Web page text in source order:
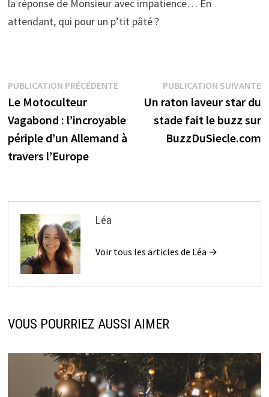
la réponse de Monsieur avec impatience… En
attendant, qui pour un p’tit pâté ?
Navigation
de
l’article
PUBLICATION PRÉCÉDENTEPublication
précédente :
Le Motoculteur
Vagabond : l’incroyable
périple d’un Allemand à
travers l’Europe
PUBLICATION SUIVANTE
Un raton laveur star du
stade fait le buzz sur
BuzzDuSiecle.com
Léa
Voir tous les articles de Léa →
VOUS POURRIEZ AUSSI AIMER